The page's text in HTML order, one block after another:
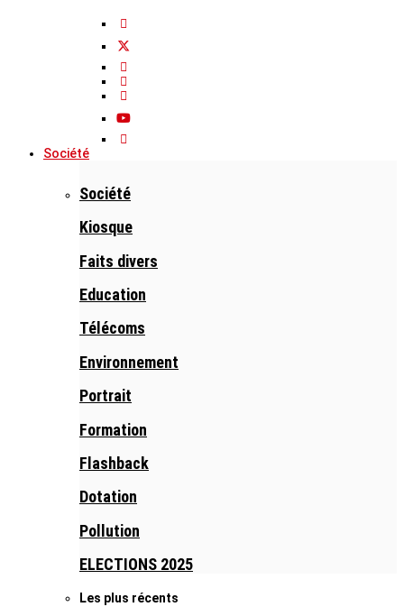
Société
Société
Kiosque
Faits divers
Education
Télécoms
Environnement
Portrait
Formation
Flashback
Dotation
Pollution
ELECTIONS 2025
Les plus récents